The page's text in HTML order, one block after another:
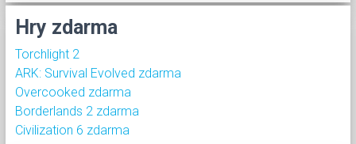
Hry zdarma
Torchlight 2
ARK: Survival Evolved zdarma
Overcooked zdarma
Borderlands 2 zdarma
Civilization 6 zdarma